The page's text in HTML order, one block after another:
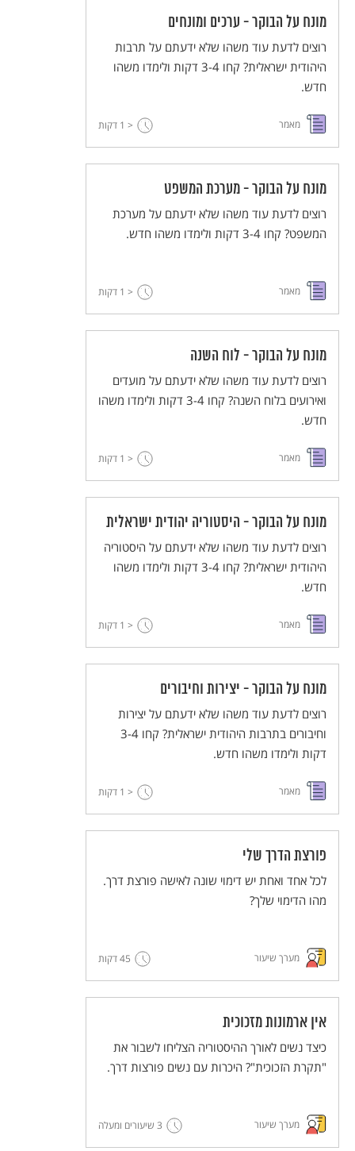
מונח על הבוקר - ערכים ומונחים
רוצים לדעת עוד משהו שלא ידעתם על תרבות
היהודית ישראלית? קחו 3-4 דקות ולימדו משהו
חדש.
מאמר < 1 דקות
מונח על הבוקר - מערכת המשפט
רוצים לדעת עוד משהו שלא ידעתם על מערכת
המשפט? קחו 3-4 דקות ולימדו משהו חדש.
מאמר < 1 דקות
מונח על הבוקר - לוח השנה
רוצים לדעת עוד משהו שלא ידעתם על מועדים
ואירועים בלוח השנה? קחו 3-4 דקות ולימדו משהו
חדש.
מאמר < 1 דקות
מונח על הבוקר - היסטוריה יהודית ישראלית
רוצים לדעת עוד משהו שלא ידעתם על היסטוריה
היהודית ישראלית? קחו 3-4 דקות ולימדו משהו
חדש.
מאמר < 1 דקות
מונח על הבוקר - יצירות וחיבורים
רוצים לדעת עוד משהו שלא ידעתם על יצירות
וחיבורים בתרבות היהודית ישראלית? קחו 3-4
דקות ולימדו משהו חדש.
מאמר < 1 דקות
פורצת הדרך שלי
לכל אחד ואחת יש דימוי שונה לאישה פורצת דרך.
מהו הדימוי שלך?
מערך שיעור 45 דקות
אין ארמונות מזכוכית
כיצד נשים לאורך ההיסטוריה הצליחו לשבור את
"תקרת הזכוכית"? היכרות עם נשים פורצות דרך.
מערך שיעור 3 שיעורים ומעלה